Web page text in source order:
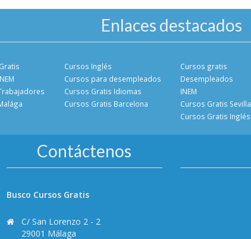
Enlaces destacados
Cursos Inglés
Cursos para desempleados
Cursos Gratis Idiomas
Cursos Gratis Barcelona
Cursos gratis
Desempleados
INEM
Cursos Gratis Sevilla
Cursos Gratis Inglés
Contáctenos
Busco Cursos Gratis
C/ San Lorenzo 2 - 2
29001 Málaga